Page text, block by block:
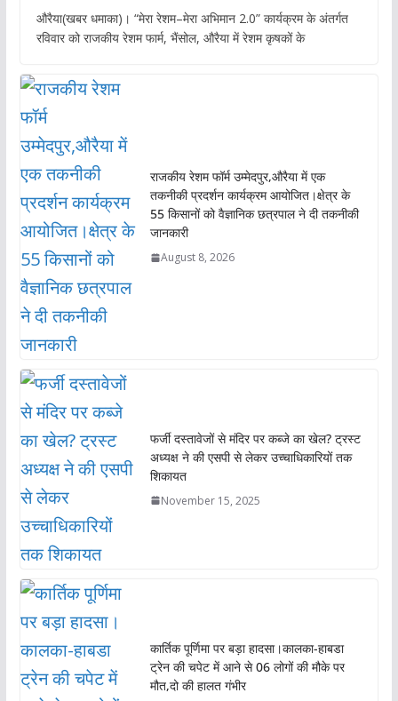
e
o
k
at
A
p
itt ai
औरैया(खबर धमाका)। “मेरा रेशम–मेरा अभिमान 2.0” कार्यक्रम के अंतर्गत
रविवार को राजकीय रेशम फार्म, भैंसोल, औरैया में रेशम कृषकों के
राजकीय रेशम फॉर्म उम्मेदपुर,औरैया में एक
तकनीकी प्रदर्शन कार्यक्रम आयोजित।क्षेत्र के
55 किसानों को वैज्ञानिक छत्रपाल ने दी तकनीकी
जानकारी
August 8, 2026
फर्जी दस्तावेजों से मंदिर पर कब्जे का खेल? ट्रस्ट
अध्यक्ष ने की एसपी से लेकर उच्चाधिकारियों तक
शिकायत
November 15, 2025
कार्तिक पूर्णिमा पर बड़ा हादसा।कालका-हाबडा
ट्रेन की चपेट में आने से 06 लोगों की मौके पर
मौत,दो की हालत गंभीर